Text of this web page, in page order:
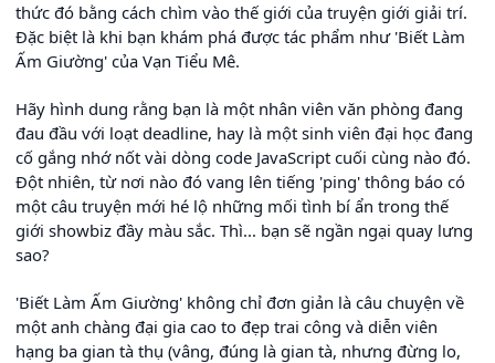
thức đó bằng cách chìm vào thế giới của truyện giới giải trí.
Đặc biệt là khi bạn khám phá được tác phẩm như 'Biết Làm
Ấm Giường' của Vạn Tiểu Mê.
Hãy hình dung rằng bạn là một nhân viên văn phòng đang
đau đầu với loạt deadline, hay là một sinh viên đại học đang
cố gắng nhớ nốt vài dòng code JavaScript cuối cùng nào đó.
Đột nhiên, từ nơi nào đó vang lên tiếng 'ping' thông báo có
một câu truyện mới hé lộ những mối tình bí ẩn trong thế
giới showbiz đầy màu sắc. Thì... bạn sẽ ngần ngại quay lưng
sao?
'Biết Làm Ấm Giường' không chỉ đơn giản là câu chuyện về
một anh chàng đại gia cao to đẹp trai công và diễn viên
hạng ba gian tà thụ (vâng, đúng là gian tà, nhưng đừng lo,